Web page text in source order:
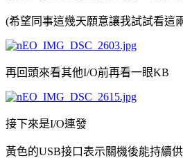
(希望同事這幾天願意讓我試試看這
再回頭來看其他I/O前再看一眼KB
接下來是I/O連發
黃色的USB接口表示關機後能持續